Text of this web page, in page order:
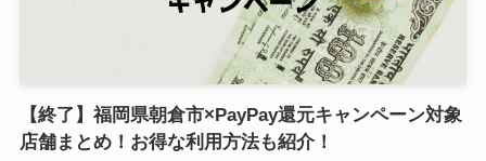
【終了】福岡県朝倉市×PayPay還元キャンペーン対象
店舗まとめ！お得な利用方法も紹介！